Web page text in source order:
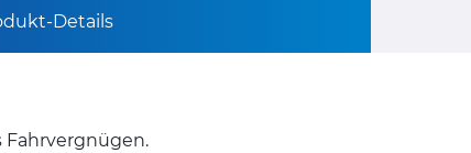
Details
Fahrvergnügen.